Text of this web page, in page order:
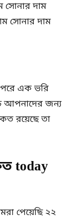
সোনার দাম
সোনার দাম
এক ভরি
আপনাদের জন্য
রয়েছে তা
today
পেয়েছি ২২